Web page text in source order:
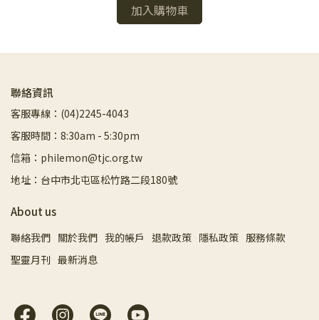
加入購物車
聯絡資訊
客服專線：(04)2245-4043
客服時間：8:30am - 5:30pm
信箱：philemon@tjc.org.tw
地址：台中市北屯區松竹路二段180號
About us
聯絡我們 關於我們 我的帳戶 退款政策 隱私政策 服務條款
聖靈月刊 最新消息